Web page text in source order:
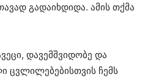
გადაიხდიდა. ამის თქმა
დავემშვიდობე და
ცვლილებებისთვის ჩემს